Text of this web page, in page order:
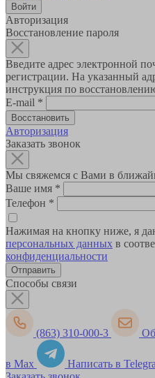
Авторизация
Восстановление пароля
Введите адрес электронной
регистрации. На указанный
инструкция по
E-mail *
Авторизация
Заказать звонок
Мы свяжемся с Вами в
Ваше имя *
Телефон *
Нажимая на кнопку ниже, я
персональных данных в
конфиденциальности
Способы связи
(863) 310-000-3
в Max
Написать в